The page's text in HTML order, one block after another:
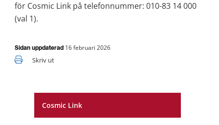
Cosmic Link
för Cosmic Link på telefonnummer: 010-83 14 000
(val 1).
Sidan uppdaterad 16 februari 2026
Skriv ut